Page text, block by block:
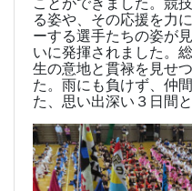
る姿や、その応援を力
ーする選手たちの姿が
いに発揮されました。
生の意地と貫禄を見せ
た。雨にも負けず、仲
た、思い出深い３日間